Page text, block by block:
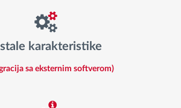
karakteristike
sa eksternim softverom)